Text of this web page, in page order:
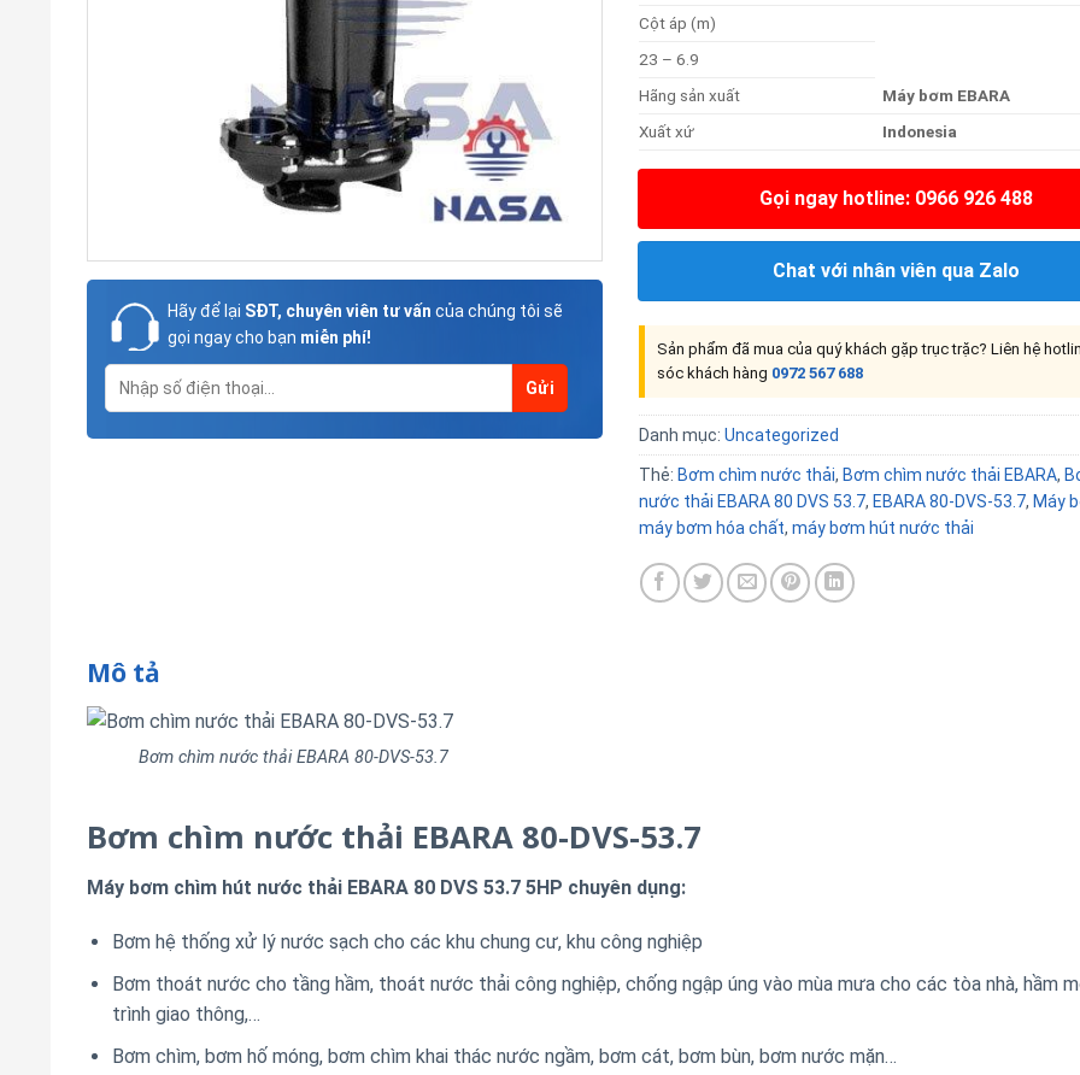
Hãy để lại SĐT, chuyên viên tư vấn của chúng tôi sẽ
gọi ngay cho bạn miễn phí!
Cột áp (m)
23 – 6.9
Hãng sản xuất
Máy bơm EBARA
Xuất xứ
Indonesia
Gọi ngay hotline: 0966 926 488
Chat với nhân viên qua Zalo
Sản phẩm đã mua của quý khách gặp trục trặc? Liên hệ
sóc khách hàng 0972 567 688
Danh mục: Uncategorized
Thẻ: Bơm chìm nước thải, Bơm chìm nước thải EBARA,
nước thải EBARA 80 DVS 53.7, EBARA 80-DVS-53.7, Máy
máy bơm hóa chất, máy bơm hút nước thải
Mô tả
Bơm chìm nước thải EBARA 80-DVS-53.7
Bơm chìm nước thải EBARA 80-DVS-53.7
Máy bơm chìm hút nước thải EBARA 80 DVS 53.7 5HP chuyên dụng:
Bơm hệ thống xử lý nước sạch cho các khu chung cư, khu công nghiệp
Bơm thoát nước cho tầng hầm, thoát nước thải công nghiệp, chống ngập úng vào mùa mưa cho các tòa nhà, hầm
trình giao thông,…
Bơm chìm, bơm hố móng, bơm chìm khai thác nước ngầm, bơm cát, bơm bùn, bơm nước mặn…